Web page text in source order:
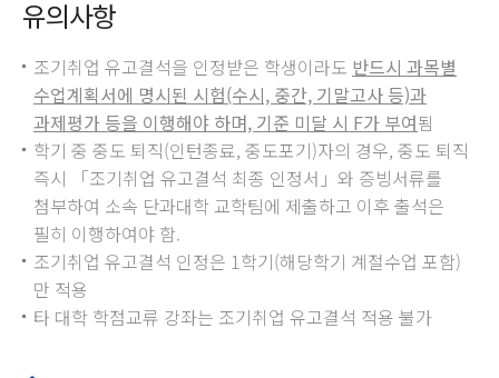
유의사항
조기취업 유고결석을 인정받은 학생이라도 반드시 과목별
수업계획서에 명시된 시험(수시, 중간, 기말고사 등)과
과제평가 등을 이행해야 하며, 기준 미달 시 F가 부여됨
학기 중 중도 퇴직(인턴종료, 중도포기)자의 경우, 중도 퇴직
즉시 「조기취업 유고결석 최종 인정서」와 증빙서류를
첨부하여 소속 단과대학 교학팀에 제출하고 이후 출석은
필히 이행하여야 함.
조기취업 유고결석 인정은 1학기(해당학기 계절수업 포함)
만 적용
타 대학 학점교류 강좌는 조기취업 유고결석 적용 불가